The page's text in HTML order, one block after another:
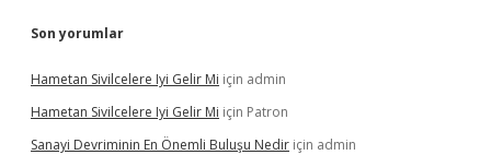
Son yorumlar
Hametan Sivilcelere Iyi Gelir Mi için admin
Hametan Sivilcelere Iyi Gelir Mi için Patron
Sanayi Devriminin En Önemli Buluşu Nedir için admin